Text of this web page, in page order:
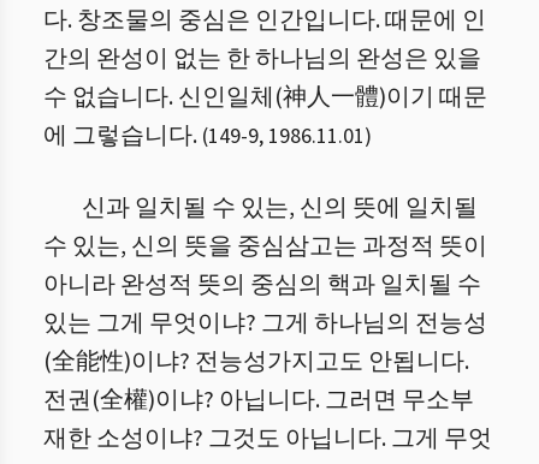
다. 창조물의 중심은 인간입니다. 때문에 인
간의 완성이 없는 한 하나님의 완성은 있을
수 없습니다. 신인일체(神人一體)이기 때문
에 그렇습니다. (149-9, 1986.11.01)
신과 일치될 수 있는, 신의 뜻에 일치될
수 있는, 신의 뜻을 중심삼고는 과정적 뜻이
아니라 완성적 뜻의 중심의 핵과 일치될 수
있는 그게 무엇이냐? 그게 하나님의 전능성
(全能性)이냐? 전능성가지고도 안됩니다.
전권(全權)이냐? 아닙니다. 그러면 무소부
재한 소성이냐? 그것도 아닙니다. 그게 무엇